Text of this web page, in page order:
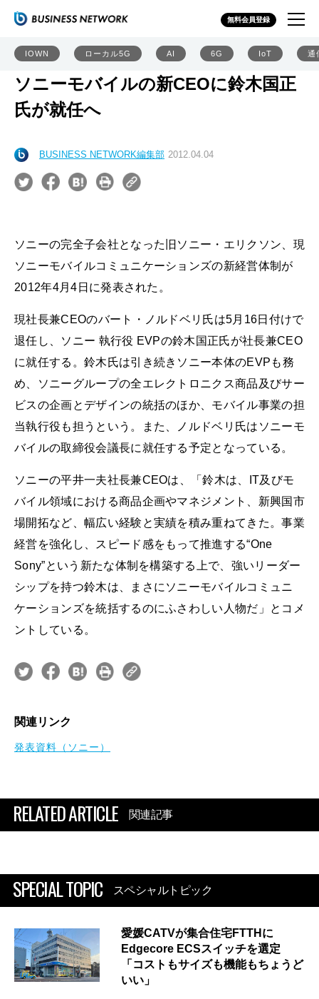
無料会員登録
IOWN ローカル5G AI 6G IoT 通
ソニーモバイルの新CEOに鈴木国正
氏が就任へ
BUSINESS NETWORK編集部 2012.04.04
ソニーの完全子会社となった旧ソニー・エリクソン、現
ソニーモバイルコミュニケーションズの新経営体制が
2012年4月4日に発表された。
現社長兼CEOのバート・ノルドベリ氏は5月16日付けで
退任し、ソニー 執行役 EVPの鈴木国正氏が社長兼CEO
に就任する。鈴木氏は引き続きソニー本体のEVPも務
め、ソニーグループの全エレクトロニクス商品及びサー
ビスの企画とデザインの統括のほか、モバイル事業の担
当執行役も担うという。また、ノルドベリ氏はソニーモ
バイルの取締役会議長に就任する予定となっている。
ソニーの平井一夫社長兼CEOは、「鈴木は、IT及びモ
バイル領域における商品企画やマネジメント、新興国市
場開拓など、幅広い経験と実績を積み重ねてきた。事業
経営を強化し、スピード感をもって推進する“One
Sony”という新たな体制を構築する上で、強いリーダー
シップを持つ鈴木は、まさにソニーモバイルコミュニ
ケーションズを統括するのにふさわしい人物だ」とコメ
ントしている。
関連リンク
発表資料（ソニー）
RELATED ARTICLE 関連記事
SPECIAL TOPIC スペシャルトピック
愛媛CATVが集合住宅FTTHに
Edgecore ECSスイッチを選定
「コストもサイズも機能もちょうど
いい」